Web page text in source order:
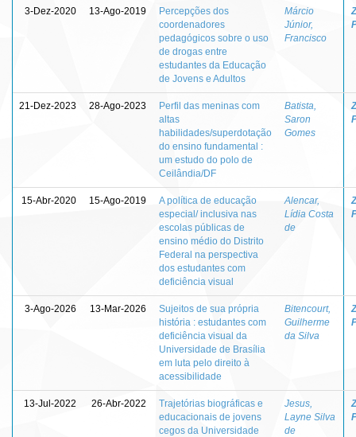
3-Dez-2020 13-Ago-2019
Percepções dos
coordenadores
pedagógicos sobre o uso
de drogas entre
estudantes da Educação
de Jovens e Adultos
Márcio
Júnior,
Francisco
21-Dez-2023 28-Ago-2023
Perfil das meninas com
altas
habilidades/superdotação
do ensino fundamental :
um estudo do polo de
Ceilândia/DF
Batista,
Saron
Gomes
15-Abr-2020 15-Ago-2019
A política de educação
especial/ inclusiva nas
escolas públicas de
ensino médio do Distrito
Federal na perspectiva
dos estudantes com
deficiência visual
Alencar,
Lídia Costa
de
3-Ago-2026 13-Mar-2026
Sujeitos de sua própria
história : estudantes com
deficiência visual da
Universidade de Brasília
em luta pelo direito à
acessibilidade
Bitencourt,
Guilherme
da Silva
13-Jul-2022 26-Abr-2022
Trajetórias biográficas e
educacionais de jovens
cegos da Universidade
Jesus,
Layne Silva
de